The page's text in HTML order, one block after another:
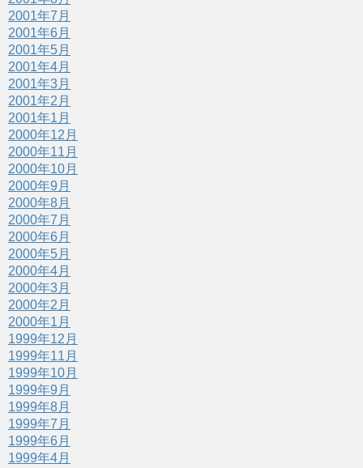
2001年7月
2001年6月
2001年5月
2001年4月
2001年3月
2001年2月
2001年1月
2000年12月
2000年11月
2000年10月
2000年9月
2000年8月
2000年7月
2000年6月
2000年5月
2000年4月
2000年3月
2000年2月
2000年1月
1999年12月
1999年11月
1999年10月
1999年9月
1999年8月
1999年7月
1999年6月
1999年4月